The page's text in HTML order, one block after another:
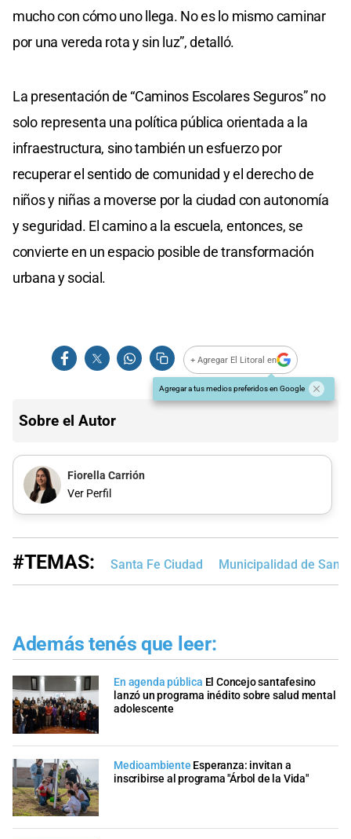
mucho con cómo uno llega. No es lo mismo caminar
por una vereda rota y sin luz”, detalló.
La presentación de “Caminos Escolares Seguros” no
solo representa una política pública orientada a la
infraestructura, sino también un esfuerzo por
recuperar el sentido de comunidad y el derecho de
niños y niñas a moverse por la ciudad con autonomía
y seguridad. El camino a la escuela, entonces, se
convierte en un espacio posible de transformación
urbana y social.
+ Agregar El Litoral en
Agregar a tus medios preferidos en Google
Sobre el Autor
Fiorella Carrión
Ver Perfil
#TEMAS: Santa Fe Ciudad Municipalidad de
Además tenés que leer:
En agenda pública El Concejo santafesino
lanzó un programa inédito sobre salud mental
adolescente
Medioambiente Esperanza: invitan a
inscribirse al programa "Árbol de la Vida"